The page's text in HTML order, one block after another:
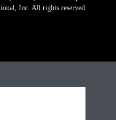
Inc. All rights reserved.